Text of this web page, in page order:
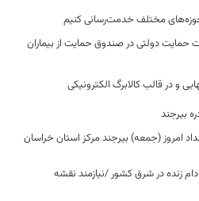
مختلف خدمت‌رسانی کنیم
حمایت دولتی در صندوق حمایت از بیماران
و در قالب کالابرگ الکترونیکی
بیرجند
قدرت ۲.۸ ریشتر بامداد امروز (جمعه) بیرجند مرکز استان خراسان
زنده در شرق کشور /نیازمند نقشه